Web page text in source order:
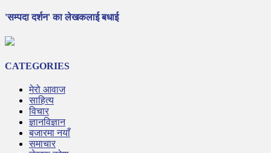
'सम्पदा दर्शन' का लेखकलाई बधाई
CATEGORIES
मेरो आवाज
साहित्य
विचार
ज्ञानविज्ञान
बजारमा नयाँ
समाचार